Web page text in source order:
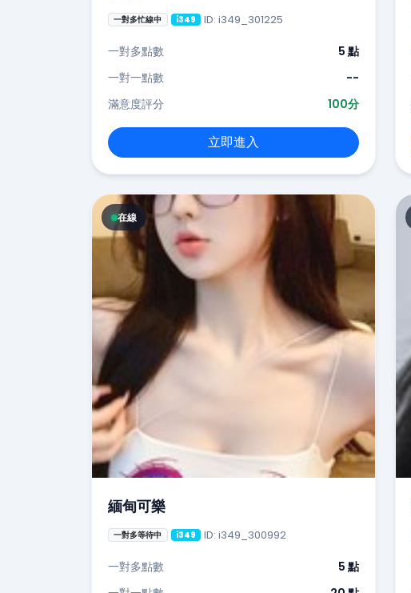
一對多忙線中 i349 ID: i349_301225
一對多點數
5 點
一對一點數
--
滿意度評分
100分
立即進入
在線
緬甸可樂
一對多等待中 i349 ID: i349_300992
一對多點數
5 點